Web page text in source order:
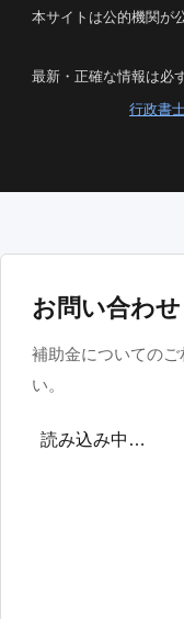
本サイトは公的機関が
最新・正確な情報は必
行政書
お問い合わせ
補助金についての
い。